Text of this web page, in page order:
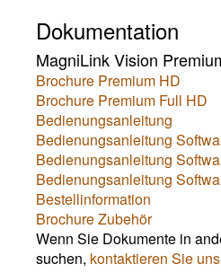
Dokumentation
MagniLink Vision
Brochure Premium HD
Brochure Premium Full HD
Bedienungsanleitung
Bedienungsanleitung
Bedienungsanleitung
Bedienungsanleitung
Bestellinformation
Brochure Zubehör
Wenn Sie Dokumente in
suchen, kontaktieren Sie